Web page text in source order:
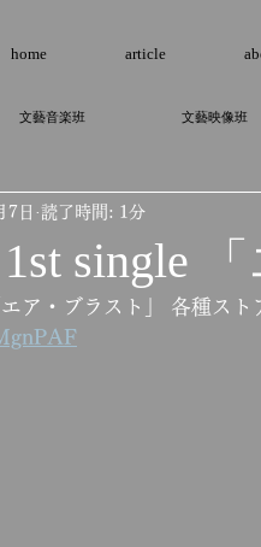
home article
文藝音楽班 文藝映像班
single
7日 読了時間: 1分
ア・ブラスト」 各種スト